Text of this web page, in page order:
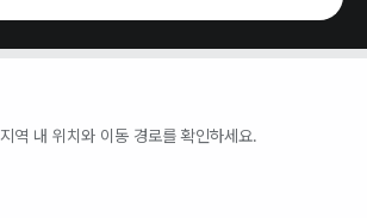
지역 내 위치와 이동 경로를 확인하세요.